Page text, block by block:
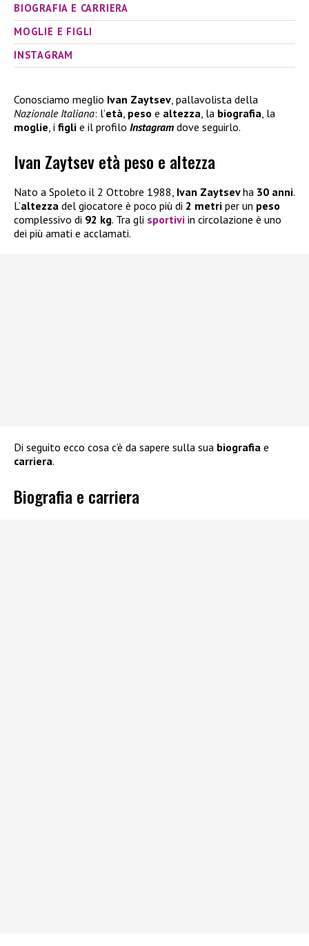
BIOGRAFIA E CARRIERA
MOGLIE E FIGLI
INSTAGRAM
Conosciamo meglio Ivan Zaytsev, pallavolista della
Nazionale Italiana: l’età, peso e altezza, la biografia, la
moglie, i figli e il profilo Instagram dove seguirlo.
Ivan Zaytsev età peso e altezza
Nato a Spoleto il 2 Ottobre 1988, Ivan Zaytsevha 30 anni.
L’altezza del giocatore è poco più di 2 metri per un peso
complessivo di 92 kg. Tra gli sportivi in circolazione è uno
dei più amati e acclamati.
Di seguito ecco cosa c’è da sapere sulla sua biografia e
carriera.
Biografia e carriera